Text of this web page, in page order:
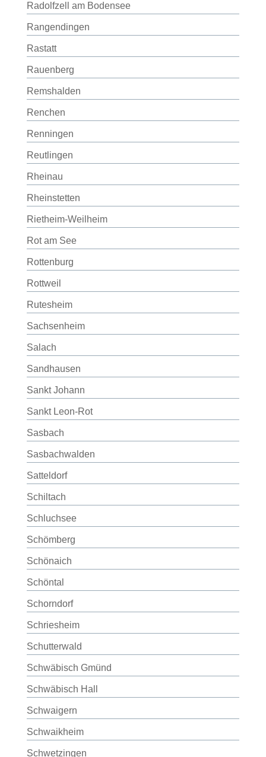
Radolfzell am Bodensee
Rangendingen
Rastatt
Rauenberg
Remshalden
Renchen
Renningen
Reutlingen
Rheinau
Rheinstetten
Rietheim-Weilheim
Rot am See
Rottenburg
Rottweil
Rutesheim
Sachsenheim
Salach
Sandhausen
Sankt Johann
Sankt Leon-Rot
Sasbach
Sasbachwalden
Satteldorf
Schiltach
Schluchsee
Schömberg
Schönaich
Schöntal
Schorndorf
Schriesheim
Schutterwald
Schwäbisch Gmünd
Schwäbisch Hall
Schwaigern
Schwaikheim
Schwetzingen